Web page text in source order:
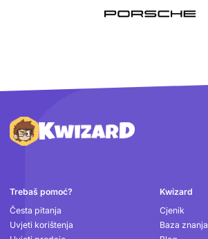
Podnožje
Trebaš pomoć?
Česta pitanja
Uvjeti korištenja
Kwizard
Cjenik
Baza znanja